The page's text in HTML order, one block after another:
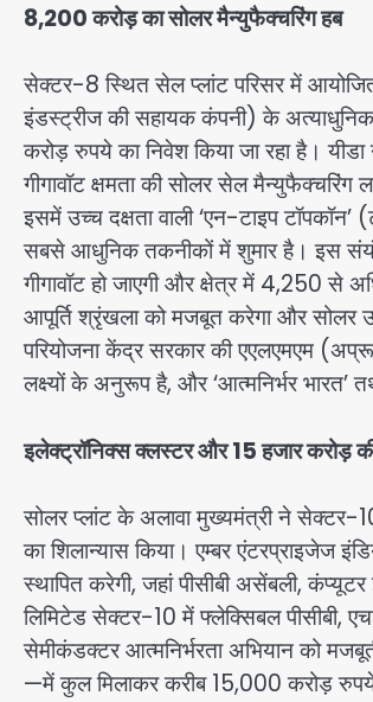
8,200 करोड़ का सोलर मैन्युफैक्चरिंग हब
सेक्टर-8 स्थित सेल प्लांट परिसर में
इंडस्ट्रीज की सहायक कंपनी) के
करोड़ रुपये का निवेश किया जा रहा है।
गीगावॉट क्षमता की सोलर सेल मैन्युफैक्चरिंग
इसमें उच्च दक्षता वाली ‘एन-टाइप
सबसे आधुनिक तकनीकों में शुमार है। इस
गीगावॉट हो जाएगी और क्षेत्र में 4,250 से
आपूर्ति श्रृंखला को मजबूत करेगा और सोलर
परियोजना केंद्र सरकार की एएलएमएम
लक्ष्यों के अनुरूप है, और ‘आत्मनिर्भर भारत’
इलेक्ट्रॉनिक्स क्लस्टर और 15 हजार करोड़
सोलर प्लांट के अलावा मुख्यमंत्री ने सेक्टर-
का शिलान्यास किया। एम्बर
स्थापित करेगी, जहां पीसीबी असेंबली,
लिमिटेड सेक्टर-10 में फ्लेक्सिबल पीसीबी,
सेमीकंडक्टर आत्मनिर्भरता अभियान को
—में कुल मिलाकर करीब 15,000 करोड़ रुपये